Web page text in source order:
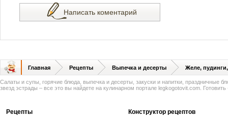
Написать коментарий
Главная Рецепты Выпечка и десерты Желе,
Салаты и супы, горячие блюда, выпечка и десерты, закуски и напитки, праздничные
звезд эстрады – все это вы найдете на кулинарном портале legkogotovit.com. Готовить
Рецепты Конструктор рецептов